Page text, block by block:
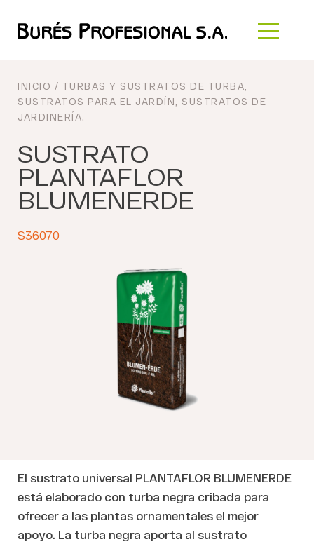
INICIO / TURBAS Y SUSTRATOS DE TURBA
SUSTRATOS PARA EL JARDÍN
SUSTRATOS DE
JARDINERÍA.
SUSTRATO
PLANTAFLOR
BLUMENERDE
S36070
El sustrato universal PLANTAFLOR BLUMENERDE
está elaborado con turba negra cribada para
ofrecer a las plantas ornamentales el mejor
apoyo. La turba negra aporta al sustrato